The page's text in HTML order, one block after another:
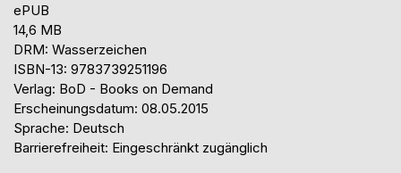
ePUB
14,6 MB
DRM: Wasserzeichen
ISBN-13: 9783739251196
Verlag: BoD - Books on Demand
Erscheinungsdatum: 08.05.2015
Sprache: Deutsch
Barrierefreiheit: Eingeschränkt zugänglich